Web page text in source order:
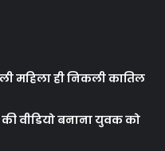
महिला ही निकली कातिल
वीडियो बनाना युवक को